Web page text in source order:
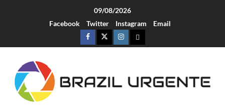
09/08/2026
Facebook
Twitter Instagram Email